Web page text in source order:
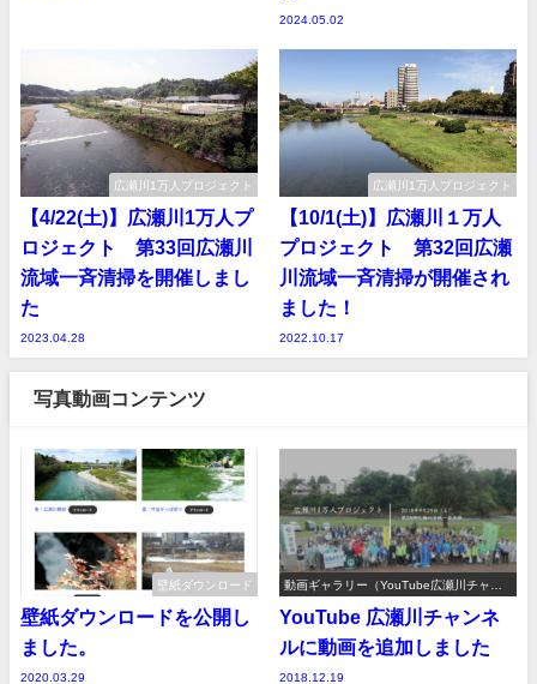
2024.05.02
広瀬川1万人プロジェクト
【4/22(土)】広瀬川1万人プ
ロジェクト 第33回広瀬川
流域一斉清掃を開催しまし
た
2023.04.28
広瀬川1万人プロジェクト
【10/1(土)】広瀬川１万人
プロジェクト 第32回広瀬
川流域一斉清掃が開催され
ました！
2022.10.17
写真動画コンテンツ
壁紙ダウンロード
壁紙ダウンロードを公開し
ました。
2020.03.29
動画ギャラリー（YouTube広瀬川チャン
YouTube 広瀬川チャンネ
ルに動画を追加しました
2018.12.19